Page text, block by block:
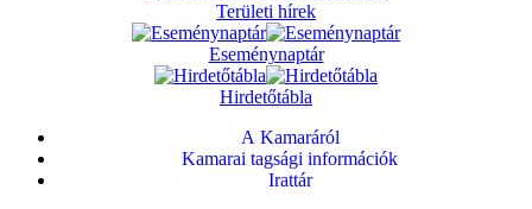
Területi hírek
Eseménynaptár
Hirdetőtábla
A Kamaráról
Kamarai tagsági információk
Irattár